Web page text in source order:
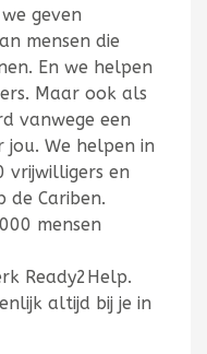
geven
mensen die
En we helpen
Maar ook als
vanwege een
We helpen in
vrijwilligers en
de Cariben.
mensen
Ready2Help.
altijd bij je in